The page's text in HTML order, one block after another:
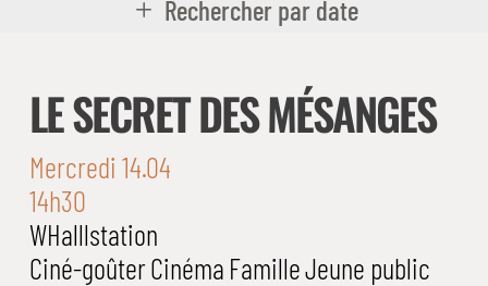
Rechercher par date
LE SECRET DES MÉSANGES
Mercredi 14.04
14h30
WHalllstation
Ciné-goûterCinéma FamilleJeune public